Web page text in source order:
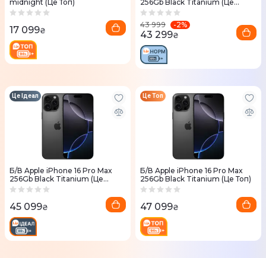
midnight (Це Топ)
17 099₴
256Gb Black Titanium (Це
Норм)
43 999 -2%
43 299₴
Б/В Apple iPhone 16 Pro Max
256Gb Black Titanium (Це
Ідеал)
Це Ідеал
45 099₴
Б/В Apple iPhone 16 Pro Max
256Gb Black Titanium (Це Топ)
Це Топ
47 099₴